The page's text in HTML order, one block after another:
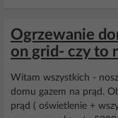
Ogrzewanie
on grid- czy to
Witam wszystkich -
domu gazem na prąd.
prąd ( oświetlenie +